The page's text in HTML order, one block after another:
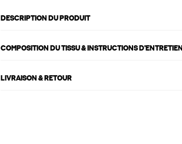
DESCRIPTION DU PRODUIT
COMPOSITION DU TISSU & INSTRUCTIONS D'ENTRETIEN
LIVRAISON & RETOUR